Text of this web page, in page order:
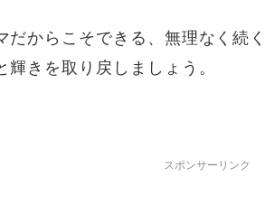
だからこそできる、無理なく続
輝きを取り戻しましょう。
スポンサーリンク